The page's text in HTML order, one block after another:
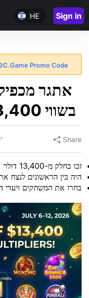
HE Sign in
Promo Code
אתגר
של BC.GAME בשווי $13,400
07 Share
זכו בחלק מ-13,400 דולר
היה בין הראשונים לנצח
בחרו את המשחקים ויעדי